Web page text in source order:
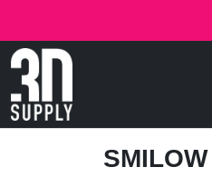
SMILOW